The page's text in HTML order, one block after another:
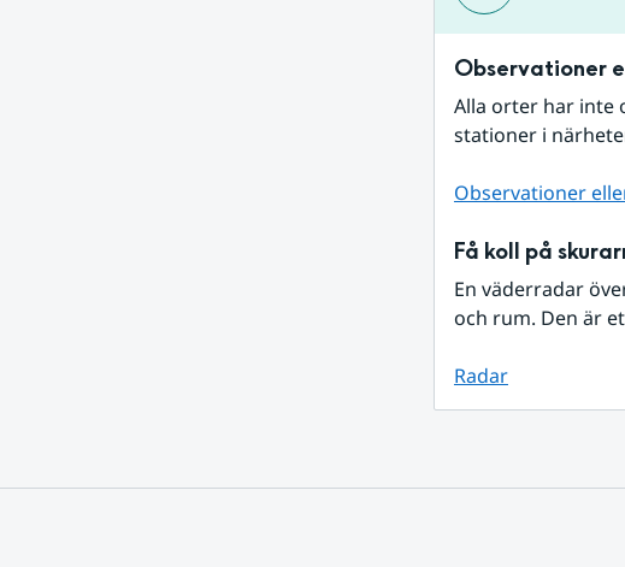
Observationer
Alla orter har inte
stationer i
Observationer
Få koll på
En väderradar
och rum. Den är
Radar